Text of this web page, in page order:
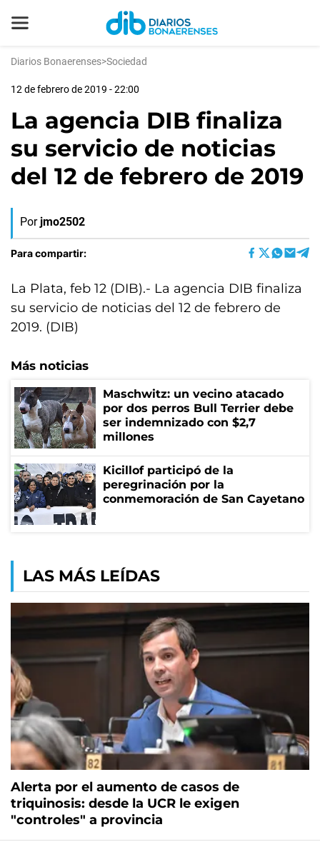
Diarios Bonaerenses>Sociedad
12 de febrero de 2019 - 22:00
La agencia DIB finaliza
su servicio de noticias
del 12 de febrero de 2019
Por jmo2502
Para compartir:
La Plata, feb 12 (DIB).- La agencia DIB finaliza
su servicio de noticias del 12 de febrero de
2019. (DIB)
Más noticias
Maschwitz: un vecino atacado
por dos perros Bull Terrier debe
ser indemnizado con $2,7
millones
Kicillof participó de la
peregrinación por la
conmemoración de San Cayetano
LAS MÁS LEÍDAS
Alerta por el aumento de casos de
triquinosis: desde la UCR le exigen
"controles" a provincia